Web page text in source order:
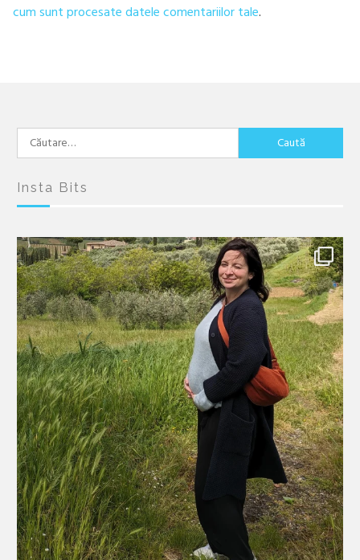
cum sunt procesate datele comentariilor tale.
după:
Insta Bits